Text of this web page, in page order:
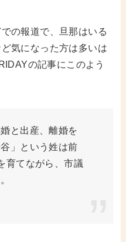
の報道で、旦那はいる
気になった方は多いは
の記事にこのよう
と出産、離婚を
」という姓は前
育てながら、市議